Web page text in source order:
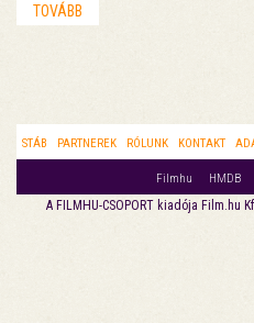
TOVÁBB
STÁB PARTNEREK RÓLUNK KONTAKT
Filmhu HMDB
A FILMHU-CSOPORT kiadója Film.hu